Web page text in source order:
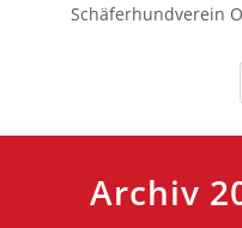
Schäferhundverein
Archiv